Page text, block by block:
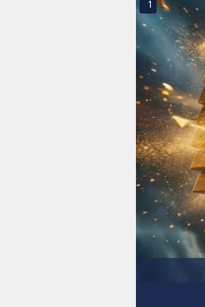
1